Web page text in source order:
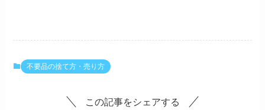
不要品の捨て方・売り方
この記事をシェアする